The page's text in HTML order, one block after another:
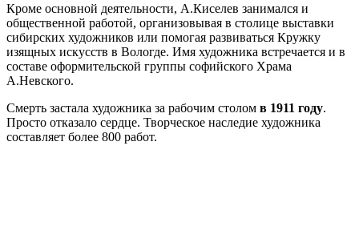
Кроме основной деятельности, А.Киселев занимался и
общественной работой, организовывая в столице выставки
сибирских художников или помогая развиваться Кружку
изящных искусств в Вологде. Имя художника встречается и в
составе оформительской группы софийского Храма
А.Невского.
Смерть застала художника за рабочим столом в 1911 году.
Просто отказало сердце. Творческое наследие художника
составляет более 800 работ.